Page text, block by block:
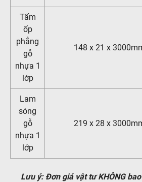
Tấm
ốp
phẳng
gỗ
nhựa 1
lớp
148 x 21 x
Lam
sóng
gỗ
nhựa 1
lớp
219 x 28 x
Lưu ý: Đơn giá vật tư KHÔNG